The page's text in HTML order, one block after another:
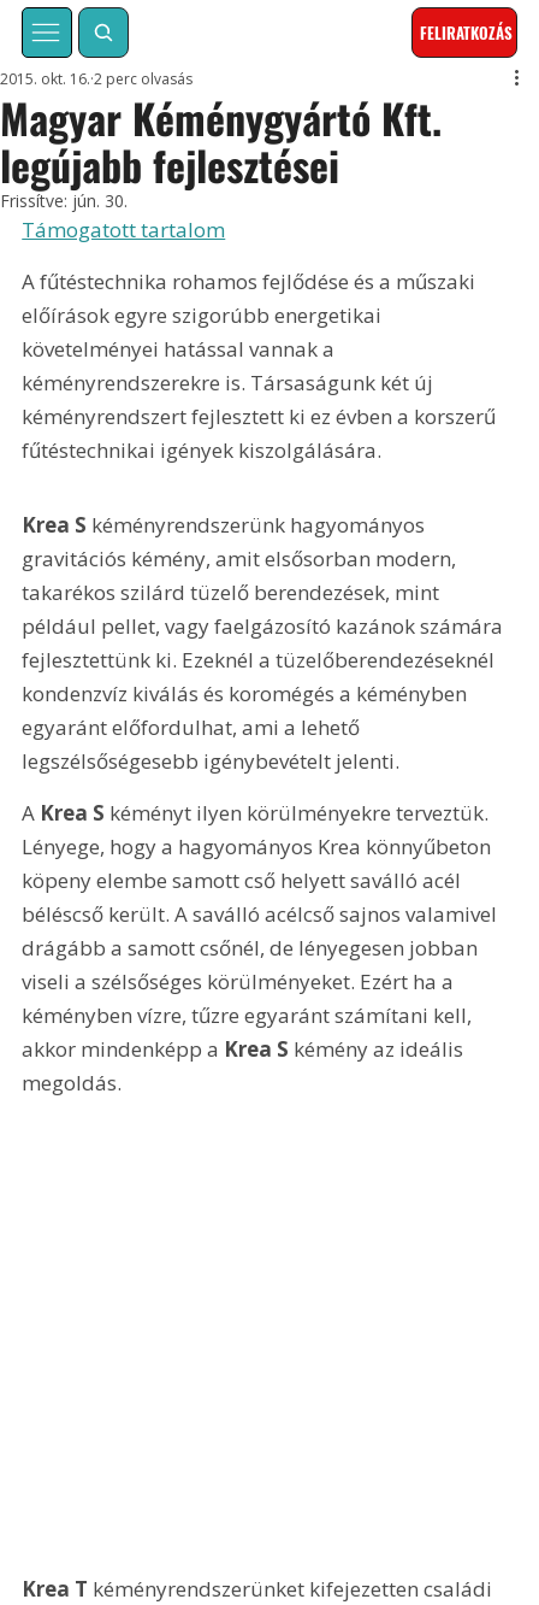
FELIRATKOZÁS
Magyar Kéménygyártó Kft.
legújabb fejlesztései
2015. okt. 16. 2 perc olvasás
Frissítve: jún. 30.
Támogatott tartalom
A fűtéstechnika rohamos fejlődése és a műszaki
előírások egyre szigorúbb energetikai
követelményei hatással vannak a
kéményrendszerekre is. Társaságunk két új
kéményrendszert fejlesztett ki ez évben a korszerű
fűtéstechnikai igények kiszolgálására.
Krea S kéményrendszerünk hagyományos
gravitációs kémény, amit elsősorban modern,
takarékos szilárd tüzelő berendezések, mint
például pellet, vagy faelgázosító kazánok számára
fejlesztettünk ki. Ezeknél a tüzelőberendezéseknél
kondenzvíz kiválás és koromégés a kéményben
egyaránt előfordulhat, ami a lehető
legszélsőségesebb igénybevételt jelenti.
A Krea S kéményt ilyen körülményekre terveztük.
Lényege, hogy a hagyományos Krea könnyűbeton
köpeny elembe samott cső helyett saválló acél
béléscső került. A saválló acélcső sajnos valamivel
drágább a samott csőnél, de lényegesen jobban
viseli a szélsőséges körülményeket. Ezért ha a
kéményben vízre, tűzre egyaránt számítani kell,
akkor mindenképp a Krea S kémény az ideális
megoldás.
Krea T kéményrendszerünket kifejezetten családi